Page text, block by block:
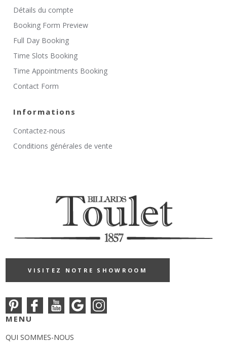
Détails du compte
Booking Form Preview
Full Day Booking
Time Slots Booking
Time Appointments Booking
Contact Form
Informations
Contactez-nous
Conditions générales de vente
VISITEZ NOTRE SHOWROOM
MENU
QUI SOMMES-NOUS